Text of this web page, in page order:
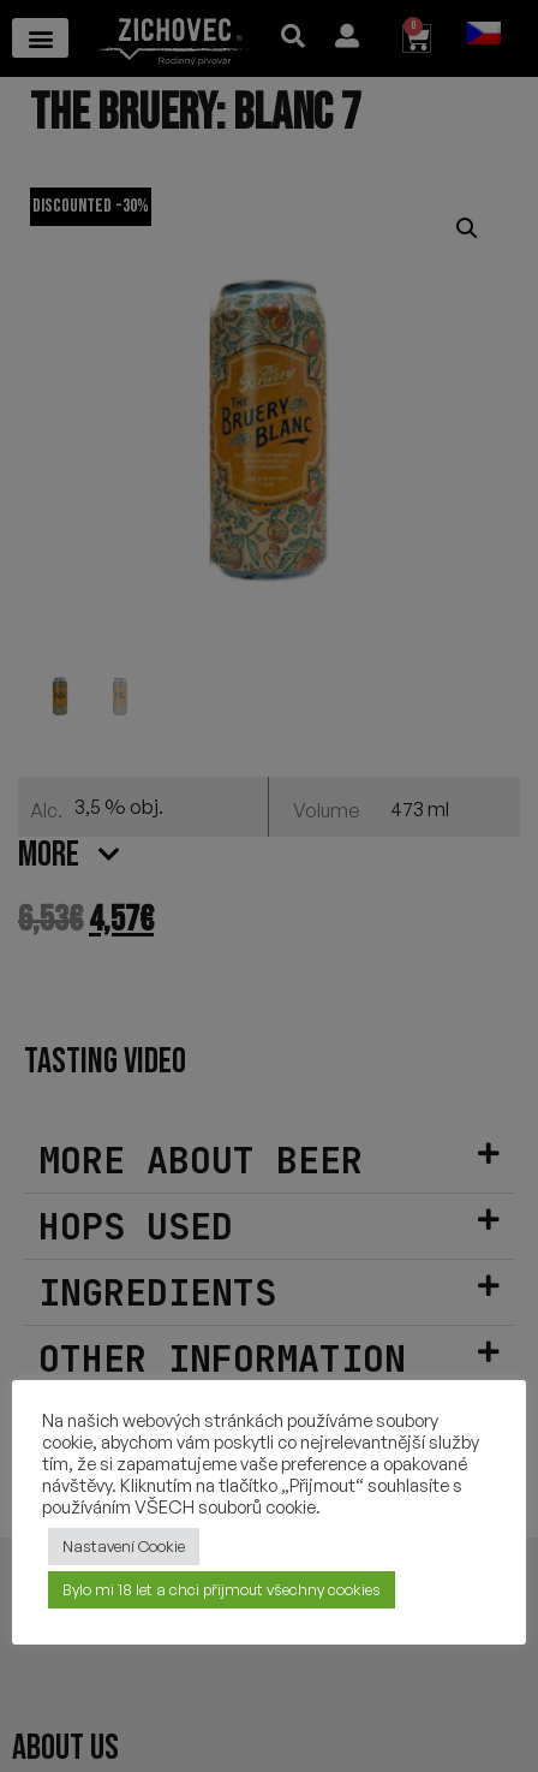
0
THE BRUERY: BLANC 7
Discounted -30%
Alc. 3,5 % obj. Volume 473 ml
More
6,53€4,57€
MORE ABOUT BEER
HOPS USED
INGREDIENTS
OTHER INFORMATION
TASTING VIDEO
YOU MAY ALSO LIKE
ABOUT US
Na našich webových stránkách používáme soubory
cookie, abychom vám poskytli co nejrelevantnější služby
tím, že si zapamatujeme vaše preference a opakované
návštěvy. Kliknutím na tlačítko „Přijmout“ souhlasíte s
používáním VŠECH souborů cookie.
Nastavení Cookie
Bylo mi 18 let a chci přijmout všechny cookies